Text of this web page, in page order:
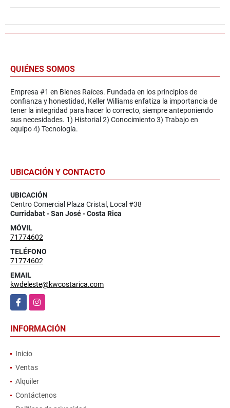
QUIÉNES SOMOS
Empresa #1 en Bienes Raíces. Fundada en los principios de
confianza y honestidad, Keller Williams enfatiza la importancia de
tener la integridad para hacer lo correcto, siempre anteponiendo
sus necesidades. 1) Historial 2) Conocimiento 3) Trabajo en
equipo 4) Tecnología.
UBICACIÓN Y CONTACTO
UBICACIÓN
Centro Comercial Plaza Cristal, Local #38
Curridabat - San José - Costa Rica
MÓVIL
71774602
TELÉFONO
71774602
EMAIL
kwdeleste@kwcostarica.com
FacebookInstagram
INFORMACIÓN
Inicio
Ventas
Alquiler
Contáctenos